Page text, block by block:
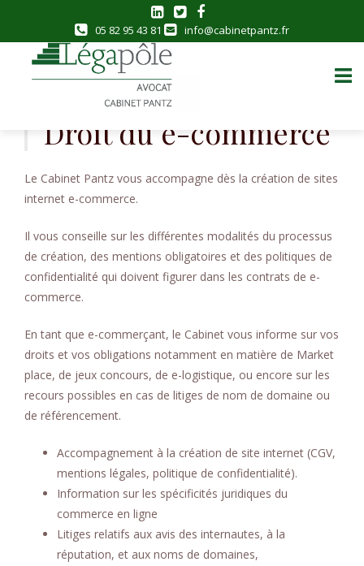
05 82 95 43 81 info@cabinetpantz.fr
Droit du e-commerce
Le Cabinet Pantz vous accompagne dès la création de sites
internet e-commerce.
Il vous conseille sur les différentes modalités du processus
de création, des mentions obligatoires et des politiques de
confidentialité qui doivent figurer dans les contrats de e-
commerce.
En tant que e-commerçant, le Cabinet vous informe sur vos
droits et vos obligations notamment en matière de Market
place, de jeux concours, de e-logistique, ou encore sur les
recours possibles en cas de litiges de nom de domaine ou
de référencement.
Accompagnement à la création de site internet (CGV,
mentions légales, politique de confidentialité).
Information sur les spécificités juridiques du
commerce en ligne
Litiges relatifs aux avis des internautes, à la
réputation, et aux noms de domaines,